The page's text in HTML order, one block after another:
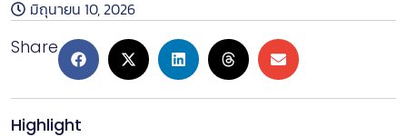
มิถุนายน 10, 2026
Share
Highlight